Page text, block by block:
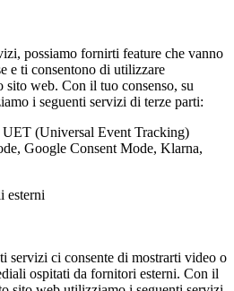
possiamo fornirti feature che vanno
e ti consentono di utilizzare
sito web. Con il tuo consenso, su
i seguenti servizi di terze parti:
UET (Universal Event Tracking)
Google Consent Mode, Klarna,
esterni
servizi ci consente di mostrarti video o
ospitati da fornitori esterni. Con il